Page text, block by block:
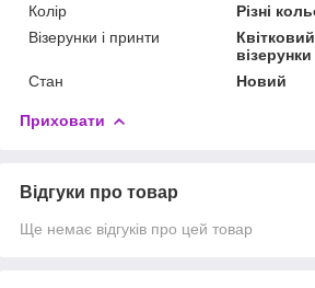
Колір
Різні
Візерунки і принти
візерунки
Стан
Новий
Приховати
Відгуки про товар
Ще немає відгуків про цей товар